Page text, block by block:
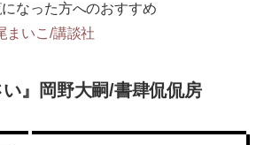
なった方へのおすすめ
まいこ/講談社
い』岡野大嗣/書肆侃侃房